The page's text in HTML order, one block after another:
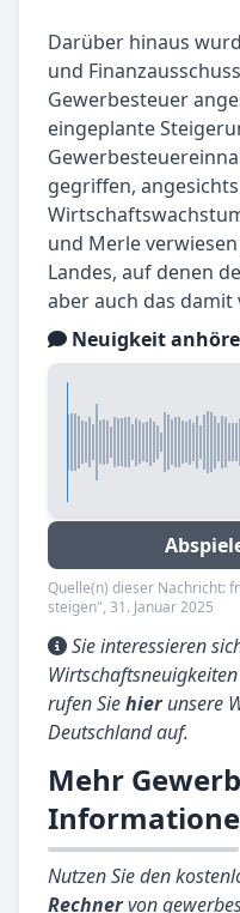
Darüber hinaus
und
Gewerbesteuer
eingeplante
gegriffen,
und Merle
Landes, auf denen
aber auch das damit
Neuigkeit
Quelle(n) dieser Nachricht:
steigen", 31. Januar 2025
Sie interessieren
rufen Siehierunsere
Deutschland auf.
Mehr
Nutzen Sie den
Rechnervon